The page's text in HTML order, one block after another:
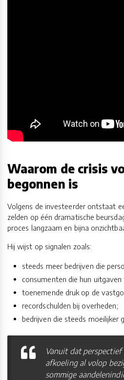
Waarom de crisis
begonnen is
Volgens de investeerder ontstaat
zelden op één dramatische
proces langzaam en bijna
Hij wijst op signalen zoals:
steeds meer bedrijven die
consumenten die hun
toenemende druk op de
recordschulden bij overheden;
bedrijven die steeds moeilijker
Vanuit dat perspectief
afkoeling al volop
sommige